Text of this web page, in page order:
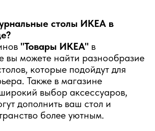
столы ИКЕА в
"Товары ИКЕА" в
вы можете найти разнообразие
которые подойдут для
Также в магазине
выбор аксессуаров,
дополнить ваш стол и
более уютным.